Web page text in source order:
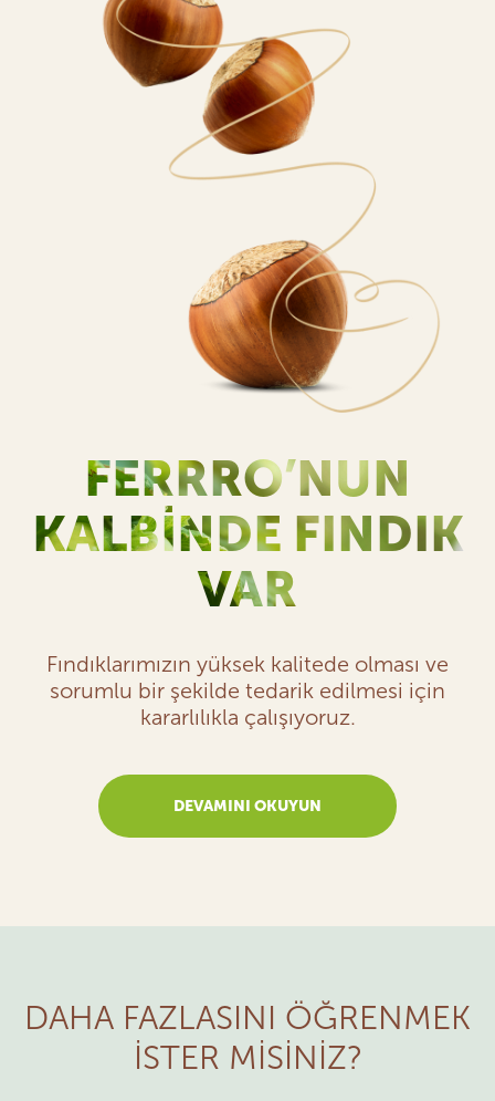
FERRRO’NUN
KALBINDE FINDIK
VAR
Fındıklarımızın yüksek kalitede olması ve
sorumlu bir şekilde tedarik edilmesi için
kararlılıkla çalışıyoruz.
DEVAMINI OKUYUN
DAHA FAZLASINI ÖĞRENMEK
İSTER MİSİNİZ?